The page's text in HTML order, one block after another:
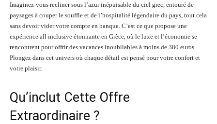
Imaginez-vous recliner sous l’azur inépuisable du ciel grec, entouré de
paysages à couper le souffle et de l’hospitalité légendaire du pays, tout cela
sans devoir vider votre compte en banque. C’est ce que propose une
expérience all inclusive étonnante en Grèce, où le luxe et l’économie se
rencontrent pour offrir des vacances inoubliables à moins de 380 euros.
Plongez dans cet univers où chaque détail est pensé pour votre confort et
votre plaisir.
Qu’inclut Cette Offre
Extraordinaire ?